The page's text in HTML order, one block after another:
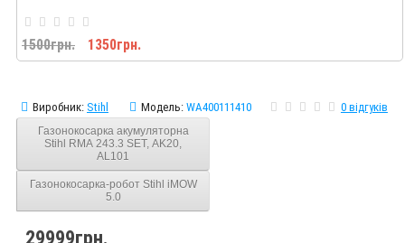
1500грн. 1350грн.
Виробник: Stihl Модель: WA400111410 0 відгуків
Газонокосарка акумуляторна
Stihl RMA 243.3 SET, AK20,
AL101
Газонокосарка-робот Stihl iMOW
5.0
29999грн.